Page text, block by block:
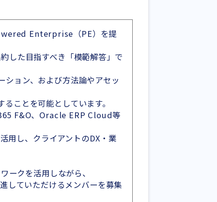
Enterprise（PE）を提
した目指すべき「模範解答」で
ション、および方法論やアセッ
ことを可能としています。
F&O、Oracle ERP Cloud等
用し、クライアントのDX・業
ークを活用しながら、
ていただけるメンバーを募集